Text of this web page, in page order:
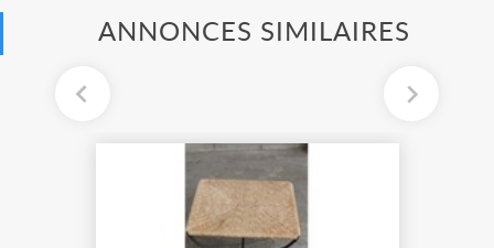
ANNONCES SIMILAIRES